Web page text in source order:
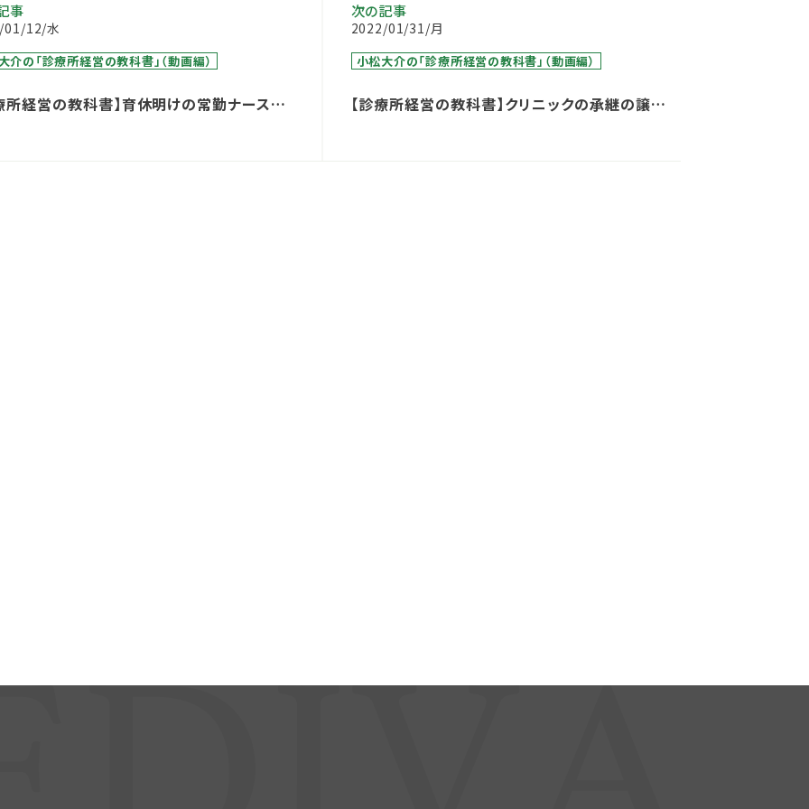
事
01/12/水
介の「診療所経営の教科書」（動画編）
所経営の教科書】育休明けの常勤ナースに
次の記事
2022/01/31/月
小松大介の「診療所経営の教科書」（動画編）
【診療所経営の教科書】クリニックの承継の譲り